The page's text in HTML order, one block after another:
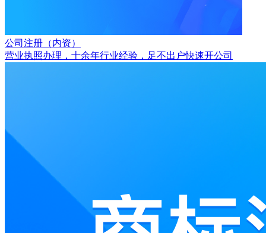
公司注册（内资）
营业执照办理，十余年行业经验，足不出户快速开公司